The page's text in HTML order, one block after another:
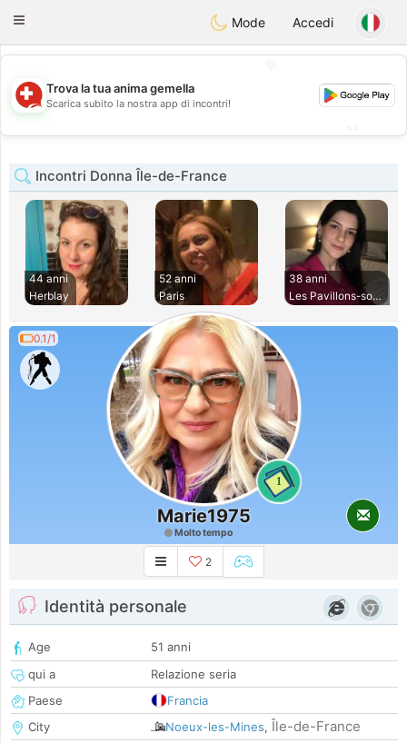
Suissi
Toggle
Mode Accedi
💖
💕
Trova la tua anima gemella
Scarica subito la nostra app di incontri!
Incontri Donna Île-de-France
44 anni
Herblay
52 anni
Paris
38 anni
Les Pavillons-sous
0.1/1
1
Marie1975
Molto tempo
2
Identità personale
Age
51 anni
qui a
Relazione seria
Paese
Francia
City
Noeux-les-Mines, Île-de-France